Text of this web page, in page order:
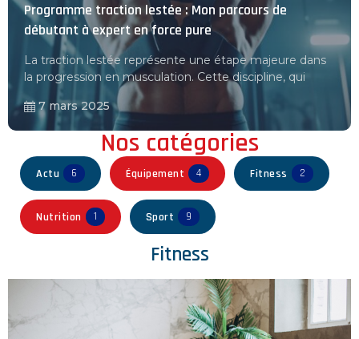
Programme traction lestée : Mon parcours de
débutant à expert en force pure
La traction lestée représente une étape majeure dans
la progression en musculation. Cette discipline, qui
7 mars 2025
Nos catégories
Actu 6 Équipement 4 Fitness 2
Nutrition 1 Sport 9
Fitness